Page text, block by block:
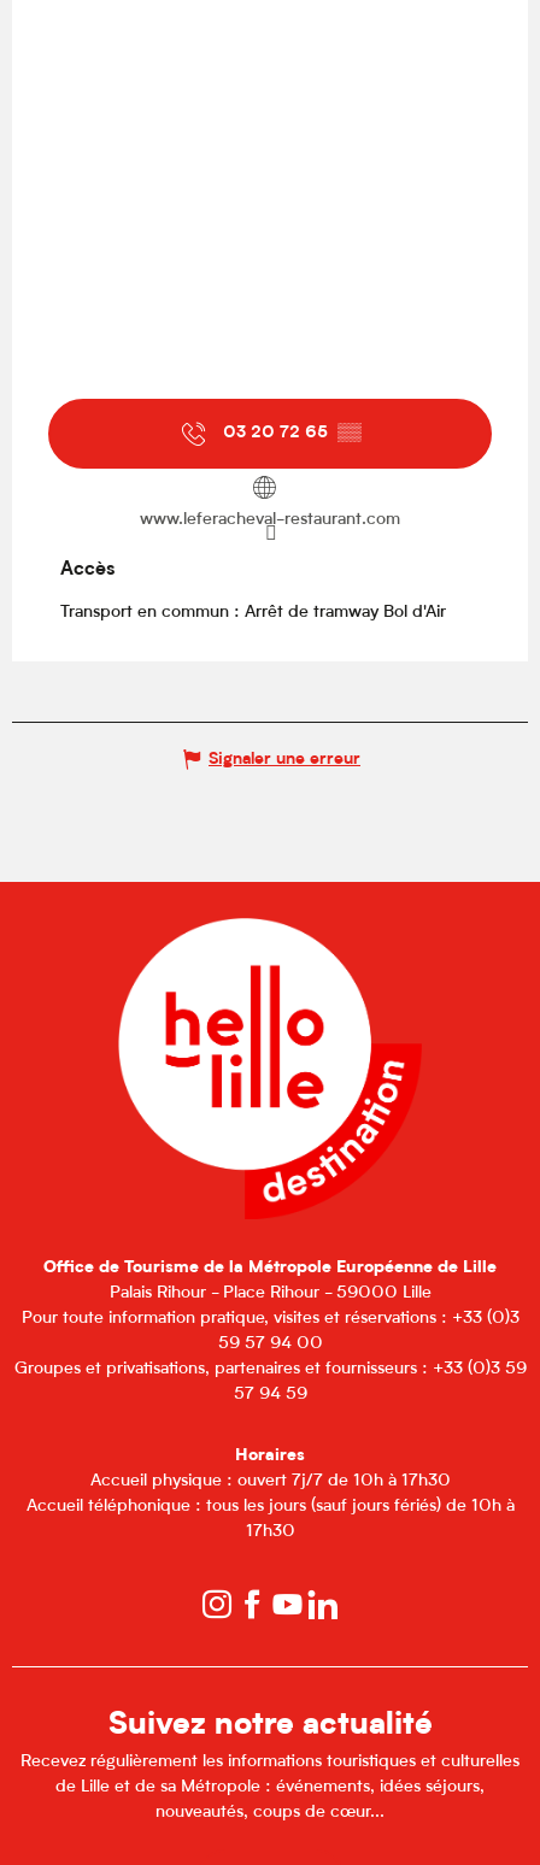
03 20 72 65 ▒▒
www.leferacheval-restaurant.com
Accès
Accès
Transport en commun : Arrêt de tramway Bol d'Air
Signaler une erreur
Office de Tourisme de la Métropole Européenne de Lille
Palais Rihour - Place Rihour - 59000 Lille
Pour toute information pratique, visites et réservations : +33 (0)3
59 57 94 00
Groupes et privatisations, partenaires et fournisseurs : +33 (0)3 59
57 94 59
Horaires
Accueil physique : ouvert 7j/7 de 10h à 17h30
Accueil téléphonique : tous les jours (sauf jours fériés) de 10h à
17h30
Suivez notre actualité
Recevez régulièrement les informations touristiques et culturelles
de Lille et de sa Métropole : événements, idées séjours,
nouveautés, coups de cœur...